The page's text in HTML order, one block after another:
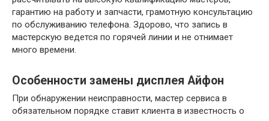
гарантию на работу и запчасти, грамотную консультацию
по обслуживанию телефона. Здорово, что запись в
мастерскую ведется по горячей линии и не отнимает
много времени.
Особенности замены дисплея Айфон
При обнаружении неисправности, мастер сервиса в
обязательном порядке ставит клиента в известность о